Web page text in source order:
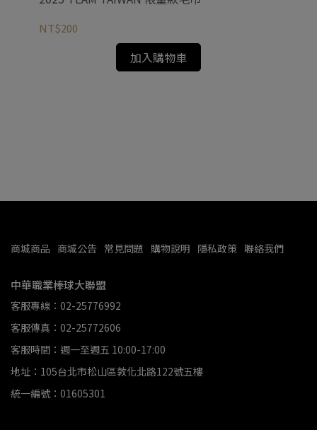
NT$200
加入購物車
商城商品 商城公告 常見問題 購物說明 隱私政策 聯絡我們
中華職業棒球大聯盟
客服專線：02-25776992
客服傳真：02-25772606
客服時間：週一至週五 10:00-17:00
地址：105台北市松山區敦化北路122號五樓
統一編號：01605301